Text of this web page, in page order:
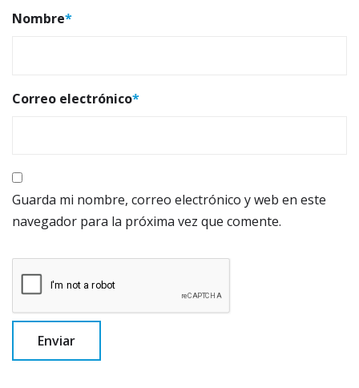
Nombre*
Correo electrónico*
Guarda mi nombre, correo electrónico y web en este
navegador para la próxima vez que comente.